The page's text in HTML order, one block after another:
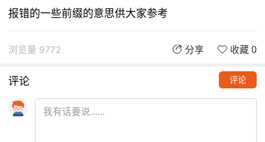
报错的一些前缀的意思供大家参考
浏览量 9772 分享 收藏 0
评论 评论